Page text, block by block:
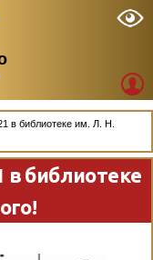
в библиотеке им. Л. Н.
в библиотеке